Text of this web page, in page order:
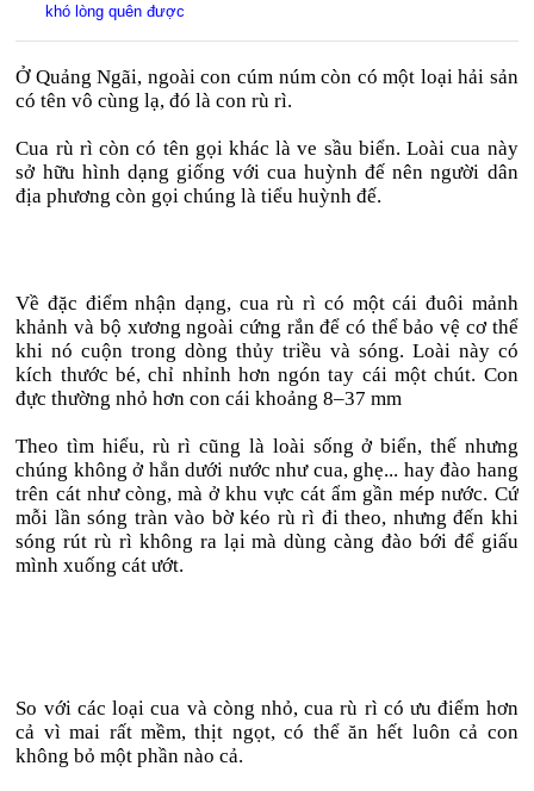
khó lòng quên được
Ở Quảng Ngãi, ngoài con cúm núm còn có một loại hải sản
có tên vô cùng lạ, đó là con rù rì.
Cua rù rì còn có tên gọi khác là ve sầu biển. Loài cua này
sở hữu hình dạng giống với cua huỳnh đế nên người dân
địa phương còn gọi chúng là tiểu huỳnh đế.
Về đặc điểm nhận dạng, cua rù rì có một cái đuôi mảnh
khảnh và bộ xương ngoài cứng rắn để có thể bảo vệ cơ thể
khi nó cuộn trong dòng thủy triều và sóng. Loài này có
kích thước bé, chỉ nhỉnh hơn ngón tay cái một chút. Con
đực thường nhỏ hơn con cái khoảng 8–37 mm
Theo tìm hiểu, rù rì cũng là loài sống ở biển, thế nhưng
chúng không ở hẳn dưới nước như cua, ghẹ... hay đào hang
trên cát như còng, mà ở khu vực cát ẩm gần mép nước. Cứ
mỗi lần sóng tràn vào bờ kéo rù rì đi theo, nhưng đến khi
sóng rút rù rì không ra lại mà dùng càng đào bới để giấu
mình xuống cát ướt.
So với các loại cua và còng nhỏ, cua rù rì có ưu điểm hơn
cả vì mai rất mềm, thịt ngọt, có thể ăn hết luôn cả con
không bỏ một phần nào cả.